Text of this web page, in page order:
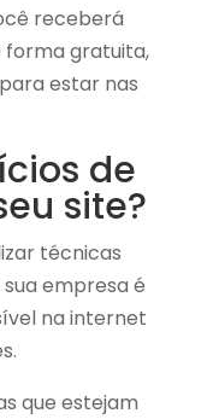
receberá
forma gratuita,
estar nas
de
site?
técnicas
empresa é
na internet
que estejam